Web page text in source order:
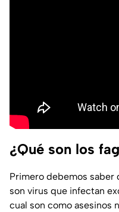
¿Qué son los
Primero debemos saber
son virus que infectan
cual son como asesinos